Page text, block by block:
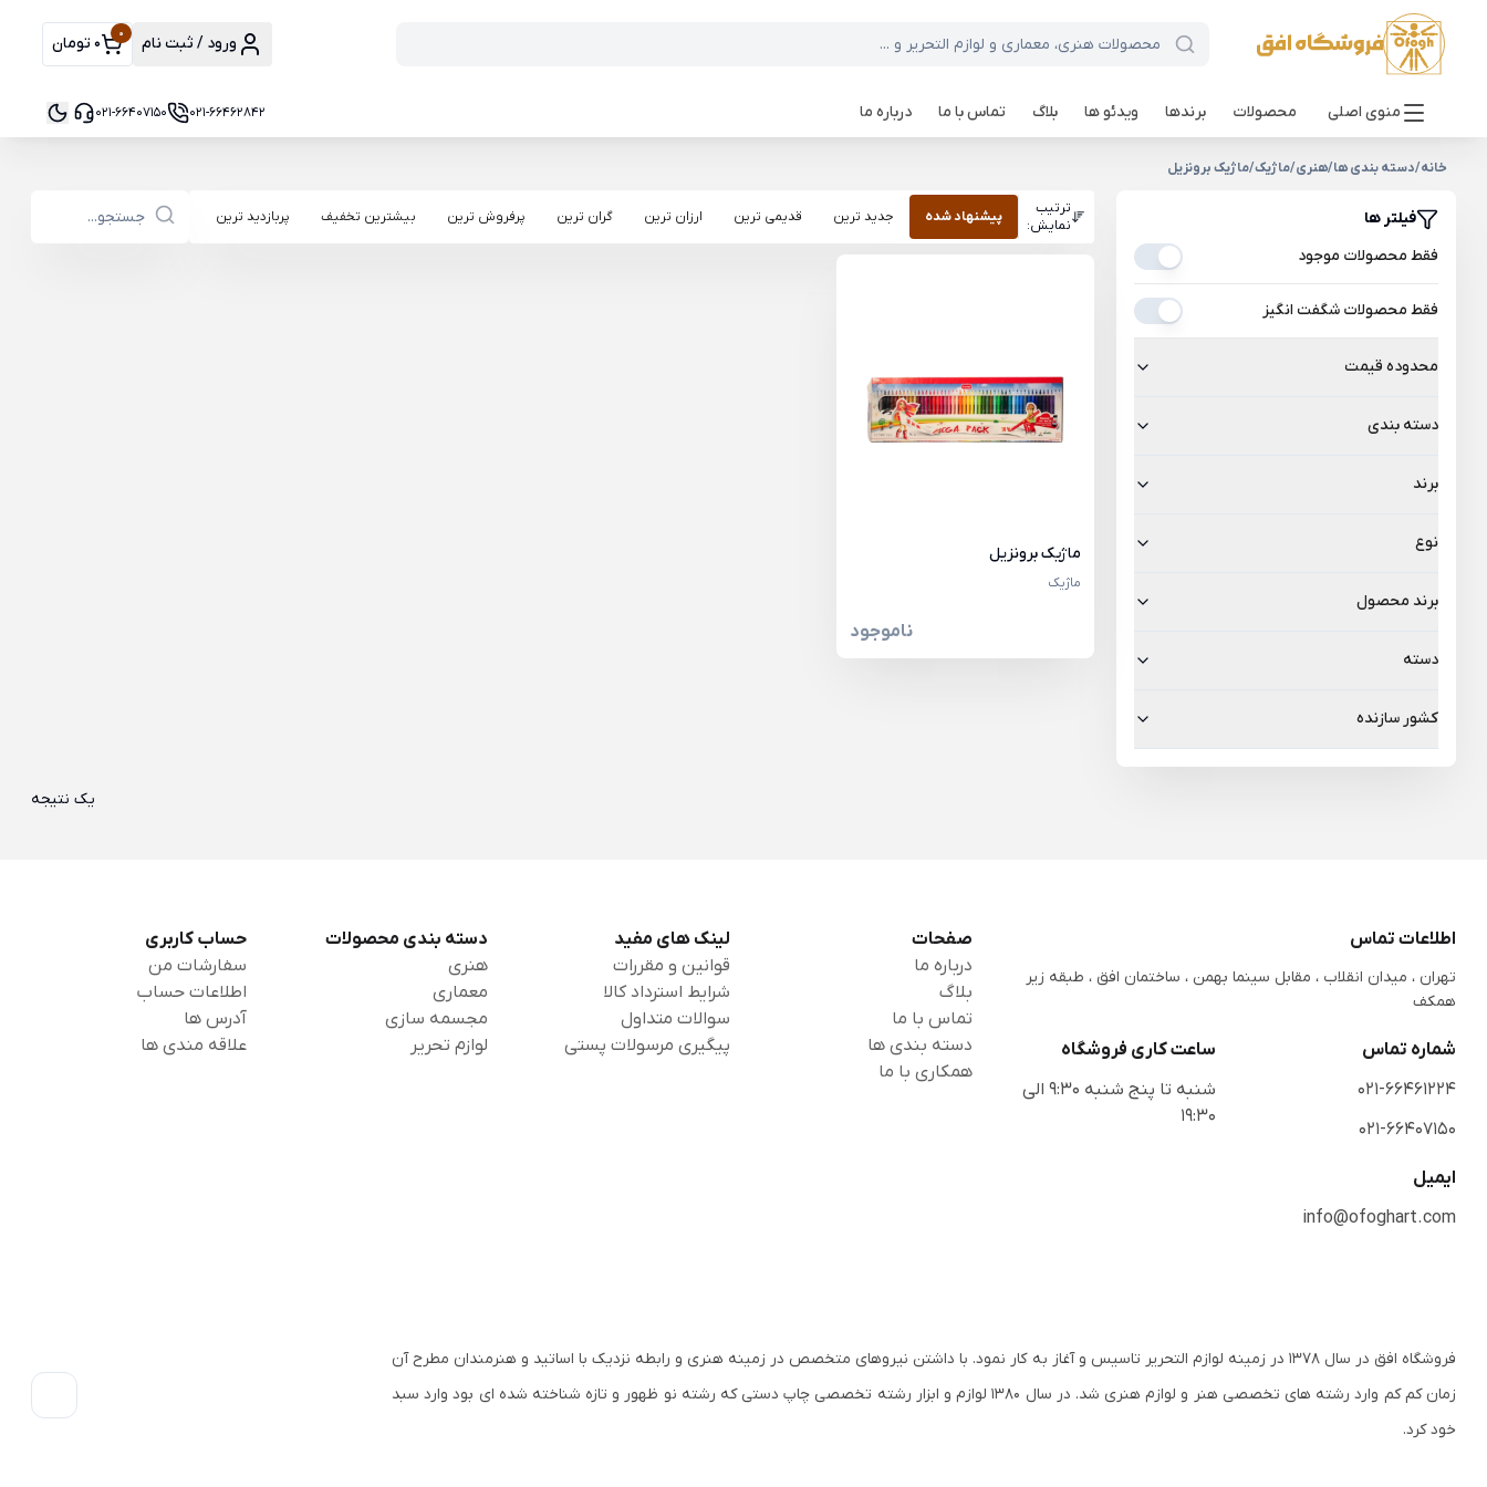
ورود / ثبت نام 0 0 تومان
منوی اصلی محصولات برندها ویدئو ها بلاگ تماس با ما درباره ما 021-66462842
021-66407150
خانه/دسته بندی ها/هنری/ماژیک/ماژیک برونزیل
فیلتر ها
فقط محصولات موجود
فقط محصولات شگفت انگیز
محدوده قیمت
دسته بندی
برند
نوع
برند محصول
دسته
کشور سازنده
ترتیب
نمایش:
پیشنهاد شده جدید ترین قدیمی ترین ارزان ترین گران ترین پرفروش ترین بیشترین تخفیف پربازدید ترین
ماژیک برونزیل
ماژیک
ناموجود
یک نتیجه
اطلاعات تماس
تهران ، میدان انقلاب ، مقابل سینما بهمن ، ساختمان افق ، طبقه زیر
همکف
شماره تماس
021-66461224
021-66407150
ساعت کاری فروشگاه
شنبه تا پنج شنبه 9:30 الی
19:30
ایمیل
info@ofoghart.com
صفحات
درباره ما
بلاگ
تماس با ما
دسته بندی ها
همکاری با ما
لینک های مفید
قوانین و مقررات
شرایط استرداد کالا
سوالات متداول
پیگیری مرسولات پستی
دسته بندی محصولات
هنری
معماری
مجسمه سازی
لوازم تحریر
حساب کاربری
سفارشات من
اطلاعات حساب
آدرس ها
علاقه مندی ها
فروشگاه افق در سال ۱۳۷۸ در زمینه لوازم التحریر تاسیس و آغاز به کار نمود. با داشتن نیروهای متخصص در زمینه هنری و رابطه نزدیک با اساتید و هنرمندان مطرح آن
زمان کم کم وارد رشته های تخصصی هنر و لوازم هنری شد. در سال ۱۳۸۰ لوازم و ابزار رشته تخصصی چاپ دستی که رشته نو ظهور و تازه شناخته شده ای بود وارد سبد
خود کرد.